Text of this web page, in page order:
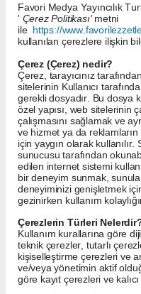
Favori Medya Yayıncılık
' Çerez Politikası'metni
ile https://
kullanılan çerezlere ilişkin
Çerez (Çerez) nedir?
Çerez, tarayıcınız
sitelerinin Kullanıcı
gerekli dosyadır. Bu dosya
özel yapısı, web sitelerinin
çalışmasını sağlamak ve
ve hizmet ya da reklamların
için yaygın olarak
sunucusu tarafından
edilen internet sistemi
bir deneyim sunmak,
deneyiminizi genişletmek
gezinirken kullanım
Çerezlerin Türleri
Kullanım kurallarına göre
teknik çerezler, tutarlı
kişiselleştirme çerezleri ve
ve/veya yönetimin aktif
göre kayıt çerezleri ve